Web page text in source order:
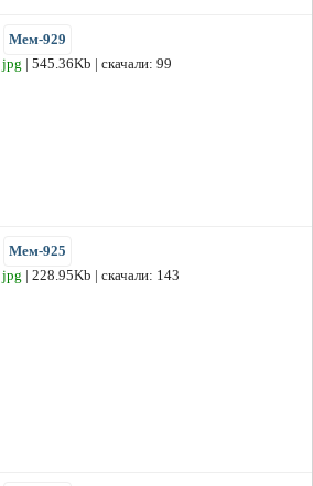
Мем-929
jpg | 545.36Kb | скачали: 99
Мем-925
jpg | 228.95Kb | скачали: 143